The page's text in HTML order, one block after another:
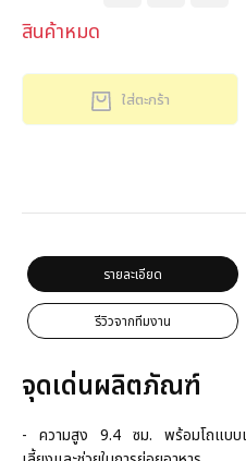
สินค้าหมด
ใส่ตะกร้า
รายละเอียด
รีวิวจากทีมงาน
จุดเด่นผลิตภัณฑ์
- ความสูง 9.4 ซม. พร้อมโถแบบเ